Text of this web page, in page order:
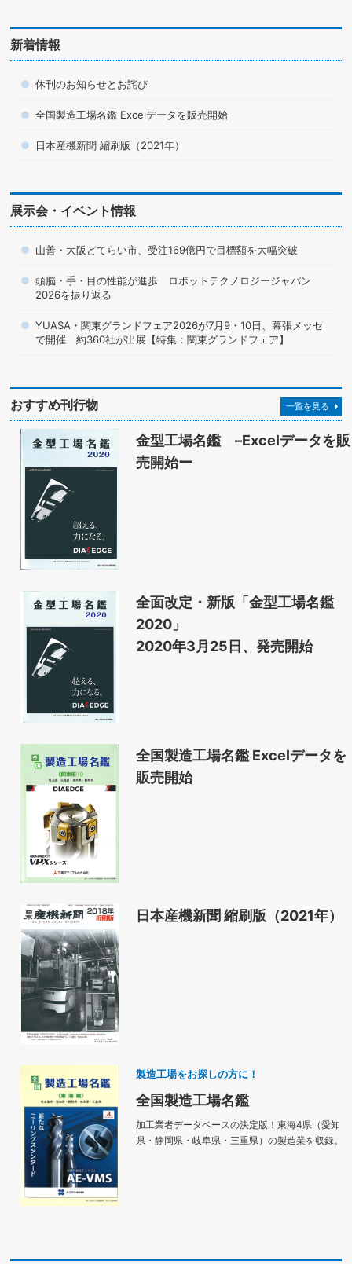
新着情報
休刊のお知らせとお詫び
全国製造工場名鑑 Excelデータを販売開始
日本産機新聞 縮刷版（2021年）
展示会・イベント情報
山善・大阪どてらい市、受注169億円で目標額を大幅突破
頭脳・手・目の性能が進歩 ロボットテクノロジージャパン
2026を振り返る
YUASA・関東グランドフェア2026が7月9・10日、幕張メッセ
で開催 約360社が出展【特集：関東グランドフェア】
おすすめ刊行物 一覧を見る
金型工場名鑑 –Excelデータを販
売開始ー
全面改定・新版「金型工場名鑑
2020」
2020年3月25日、発売開始
全国製造工場名鑑 Excelデータを
販売開始
日本産機新聞 縮刷版（2021年）
製造工場をお探しの方に！
全国製造工場名鑑
加工業者データベースの決定版！東海4県（愛知
県・静岡県・岐阜県・三重県）の製造業を収録。